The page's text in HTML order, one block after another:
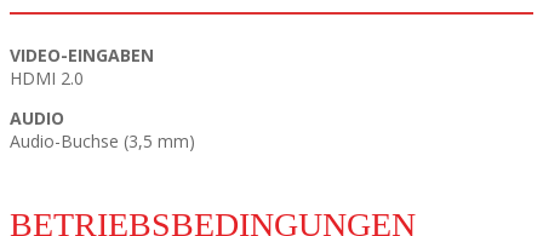
VIDEO-EINGABEN
HDMI 2.0
AUDIO
Audio-Buchse (3,5 mm)
BETRIEBSBEDINGUNGEN